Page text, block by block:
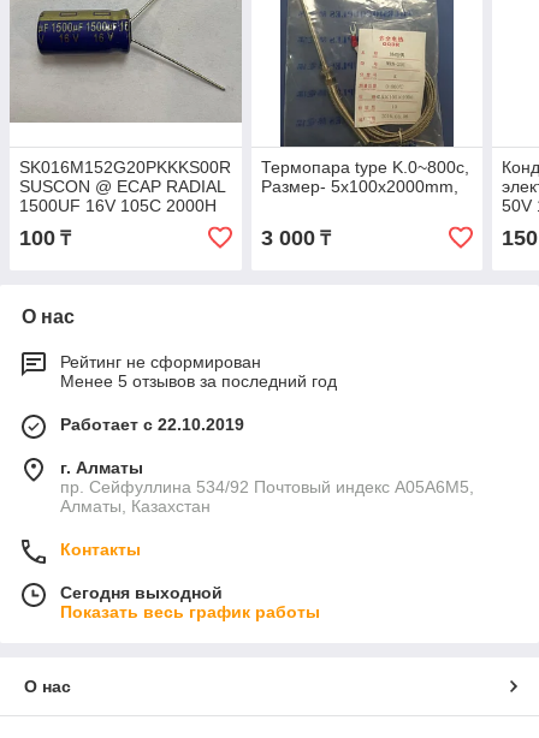
SK016M152G20PKKKS00R
SUSCON @ ECAP RADIAL
1500UF 16V 105C 2000H
10.0X20.0 Конденсаторы
алюминиевые э
100 ₸
Термопара type K.0~800c,
Размер- 5x100x2000mm,
3 000₸
50V
150
О нас
Рейтинг не сформирован
Менее 5 отзывов за последний год
Работает с 22.10.2019
г. Алматы
пр. Сейфуллина 534/92 Почтовый индекс A05A6M5,
Алматы, Казахстан
Контакты
Сегодня выходной
Показать весь график работы
О нас